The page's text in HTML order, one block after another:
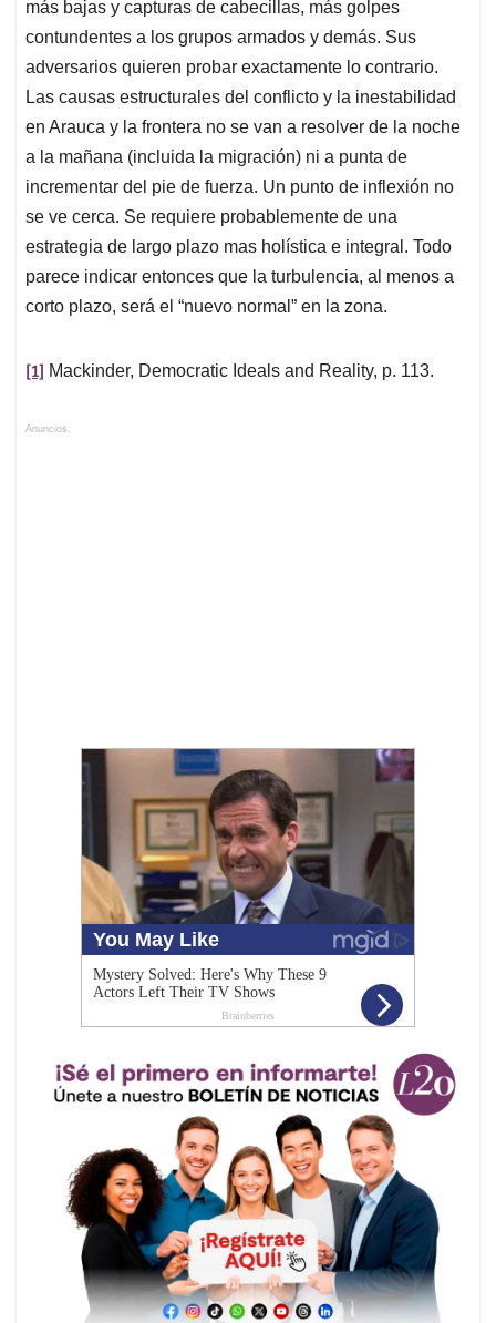
más bajas y capturas de cabecillas, más golpes
contundentes a los grupos armados y demás. Sus
adversarios quieren probar exactamente lo contrario.
Las causas estructurales del conflicto y la inestabilidad
en Arauca y la frontera no se van a resolver de la noche
a la mañana (incluida la migración) ni a punta de
incrementar del pie de fuerza. Un punto de inflexión no
se ve cerca. Se requiere probablemente de una
estrategia de largo plazo mas holística e integral. Todo
parece indicar entonces que la turbulencia, al menos a
corto plazo, será el “nuevo normal” en la zona.
[1] Mackinder, Democratic Ideals and Reality, p. 113.
Anuncios.